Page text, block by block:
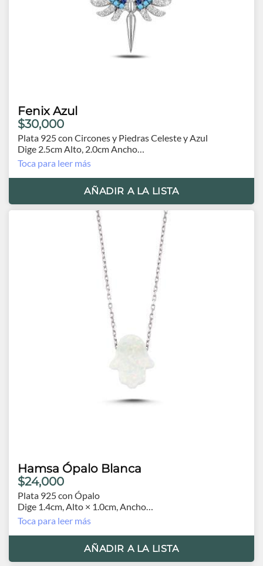
Fenix Azul
$30,000
Plata 925 con Circones y Piedras Celeste y Azul
Dige 2.5cm Alto, 2.0cm Ancho
Cadena 42cm. y Extensión de 5.0cm.
Toca para leer más
AÑADIR A LA LISTA
Hamsa Ópalo Blanca
$24,000
Plata 925 con Ópalo
Dige 1.4cm, Alto × 1.0cm, Ancho
Cadena 44cm.
Toca para leer más
AÑADIR A LA LISTA